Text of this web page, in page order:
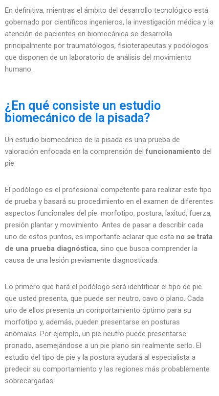
En definitiva, mientras el ámbito del desarrollo tecnológico está
gobernado por científicos ingenieros, la investigación médica y la
atención de pacientes en biomecánica se desarrolla
principalmente por traumatólogos, fisioterapeutas y podólogos
que disponen de un laboratorio de análisis del movimiento
humano.
¿En qué consiste un estudio
biomecánico de la pisada?
Un estudio biomecánico de la pisada es una prueba de
valoración enfocada en la comprensión delfuncionamiento del
pie.
El podólogo es el profesional competente para realizar este tipo
de prueba y basará su procedimiento en el examen de diferentes
aspectos funcionales del pie: morfotipo, postura, laxitud, fuerza,
presión plantar y movimiento. Antes de pasar a describir cada
uno de estos puntos, es importante aclarar que esta no se trata
de una prueba diagnóstica, sino que busca comprender la
causa de una lesión previamente diagnosticada.
Lo primero que hará el podólogo será identificar el tipo de pie
que usted presenta, que puede ser neutro, cavo o plano. Cada
uno de ellos presenta un comportamiento óptimo para su
morfotipo y, además, pueden presentarse en posturas
anómalas. Por ejemplo, un pie neutro puede presentarse
pronado, asemejándose a un pie plano sin realmente serlo. El
estudio del tipo de pie y la postura ayudará al especialista a
predecir su comportamiento y las regiones más probablemente
sobrecargadas.